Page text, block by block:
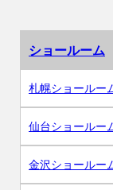
ショールーム
札幌ショールー
仙台ショールー
金沢ショールー